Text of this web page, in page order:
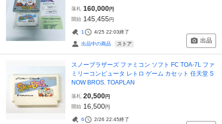
落札 160,000円
開始 145,455円
1 4/25 22:03終了
出品中の商品 ストア 出品
スノーブラザーズ ファミコン ソフト FC TOA-7L ファ
ミリーコンピュータ レトロ ゲーム カセット 任天堂 S
NOW BROS. TOAPLAN
落札 20,500円
開始 16,500円
6 2/26 22:45終了